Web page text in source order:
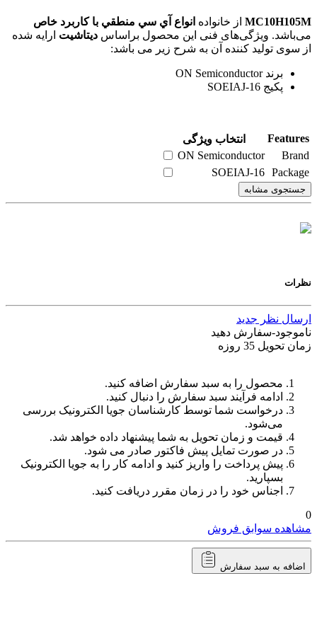
MC10H105M از خانواده انواع آي سي منطقي با کاربرد خاص
می‌باشد. ویژگی‌های فنی این محصول براساس دیتاشیت ارایه شده
از سوی تولید کننده آن به شرح زیر می باشد:
برند ON Semiconductor
پکیج SOEIAJ-16
Features
انتخاب ویژگی
Brand
ON Semiconductor
Package
SOEIAJ-16
جستجوی مشابه
نظرات
ارسال نظر جدید
ناموجود-سفارش دهید
زمان تحویل 35 روزه
محصول را به سبد سفارش اضافه کنید.
ادامه فرآیند سبد سفارش را دنبال کنید.
درخواست شما توسط کارشناسان جویا الکترونیک بررسی
می‌شود.
قیمت و زمان تحویل به شما پیشنهاد داده خواهد شد.
در صورت تمایل پیش فاکتور صادر می شود.
پیش پرداخت را واریز کنید و ادامه کار را به جویا الکترونیک
بسپارید.
اجناس خود را در زمان مقرر دریافت کنید.
0
مشاهده سوابق فروش
اضافه به سبد سفارش